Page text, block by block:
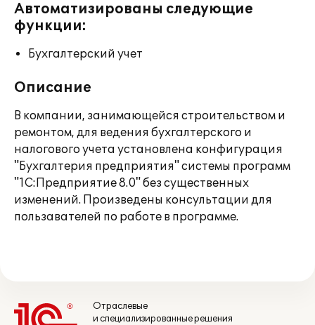
Автоматизированы следующие
функции:
Бухгалтерский учет
Описание
В компании, занимающейся строительством и
ремонтом, для ведения бухгалтерского и
налогового учета установлена конфигурация
"Бухгалтерия предприятия" системы программ
"1С:Предприятие 8.0" без существенных
изменений. Произведены консультации для
пользавателей по работе в программе.
Отраслевые
и специализированные решения